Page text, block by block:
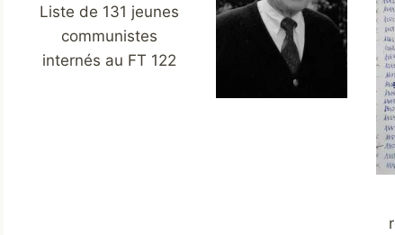
Liste de 131 jeunes
communistes
internés au FT 122